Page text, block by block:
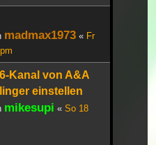
madmax1973 « Fr
Kanal von A&A
einstellen
mikesupi « So 18